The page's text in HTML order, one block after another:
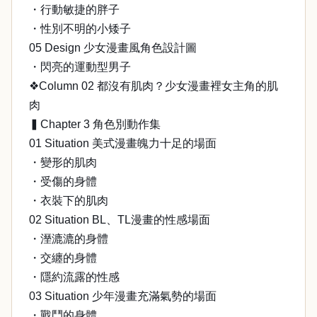
・行動敏捷的胖子
・性別不明的小矮子
05 Design 少女漫畫風角色設計圖
・閃亮的運動型男子
❖Column 02 都沒有肌肉？少女漫畫裡女主角的肌
肉
▍Chapter 3 角色別動作集
01 Situation 美式漫畫魄力十足的場面
・變形的肌肉
・受傷的身體
・衣裝下的肌肉
02 Situation BL、TL漫畫的性感場面
・溼漉漉的身體
・交纏的身體
・隱約流露的性感
03 Situation 少年漫畫充滿氣勢的場面